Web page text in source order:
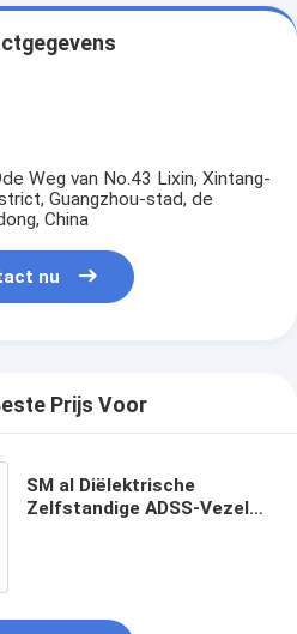
Weg van No.43 Lixin, Xintang-
Guangzhou-stad, de
China
nu
Prijs Voor
SM al Diëlektrische
Zelfstandige ADSS-Vezel